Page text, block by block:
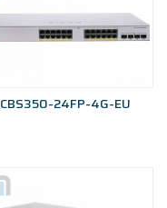
CBS350-24FP-4G-EU